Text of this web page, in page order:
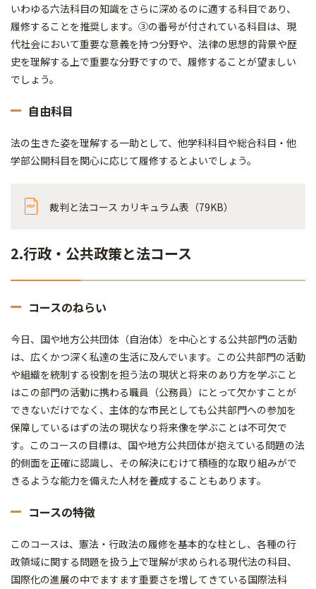
いわゆる六法科目の知識をさらに深めるのに適する科目であり、
履修することを推奨します。③の番号が付されている科目は、現
代社会において重要な意義を持つ分野や、法律の思想的背景や歴
史を理解する上で重要な分野ですので、履修することが望ましい
でしょう。
自由科目
法の生きた姿を理解する一助として、他学科科目や総合科目・他
学部公開科目を関心に応じて履修するとよいでしょう。
裁判と法コース カリキュラム表（79KB）
2.行政・公共政策と法コース
コースのねらい
今日、国や地方公共団体（自治体）を中心とする公共部門の活動
は、広くかつ深く私達の生活に及んでいます。この公共部門の活動
や組織を統制する役割を担う法の現状と将来のあり方を学ぶこと
はこの部門の活動に携わる職員（公務員）にとって欠かすことが
できないだけでなく、主体的な市民としても公共部門への参加を
保障しているはずの法の現状なり将来像を学ぶことは不可欠で
す。このコースの目標は、国や地方公共団体が抱えている問題の法
的側面を正確に認識し、その解決にむけて積極的な取り組みがで
きるような能力を備えた人材を養成することもあります。
コースの特徴
このコースは、憲法・行政法の履修を基本的な柱とし、各種の行
政領域に関する問題を扱う上で理解が求められる現代法の科目、
国際化の進展の中でますます重要さを増してきている国際法科